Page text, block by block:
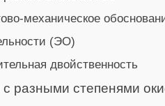
(ЭО)
двойственность
разными степенями